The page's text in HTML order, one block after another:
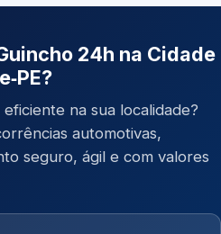
24h na Cidade
na sua localidade?
automotivas,
seguro, ágil e com valores